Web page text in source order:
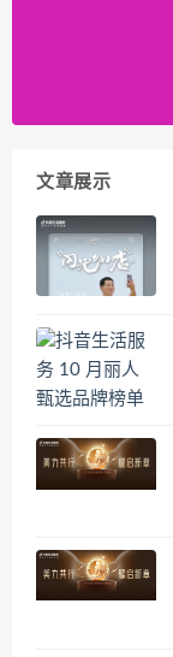
文章展示